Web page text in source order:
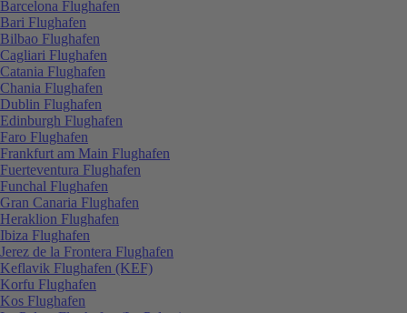
Barcelona Flughafen
Bari Flughafen
Bilbao Flughafen
Cagliari Flughafen
Catania Flughafen
Chania Flughafen
Dublin Flughafen
Edinburgh Flughafen
Faro Flughafen
Frankfurt am Main Flughafen
Fuerteventura Flughafen
Funchal Flughafen
Gran Canaria Flughafen
Heraklion Flughafen
Ibiza Flughafen
Jerez de la Frontera Flughafen
Keflavik Flughafen (KEF)
Korfu Flughafen
Kos Flughafen